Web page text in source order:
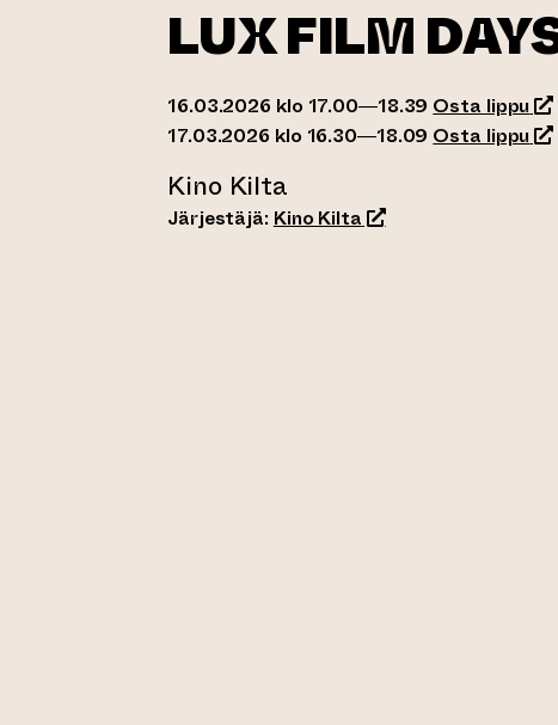
LUX FILM
16.03.2026 klo 17.00—18.39 Osta lippu
17.03.2026 klo 16.30—18.09 Osta lippu
Kino Kilta
Järjestäjä: Kino Kilta(siirtyy toiseen